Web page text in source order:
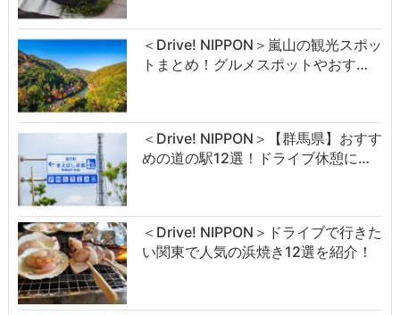
＜Drive! NIPPON＞嵐山の観光スポッ
トまとめ！グルメスポットやおす…
＜Drive! NIPPON＞【群馬県】おすす
めの道の駅12選！ドライブ休憩に…
＜Drive! NIPPON＞ドライブで行きた
い関東で人気の浜焼き12選を紹介！